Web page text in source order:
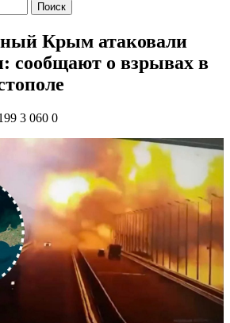
Поиск
Крым атаковали
сообщают о взрывах в
3 060 0